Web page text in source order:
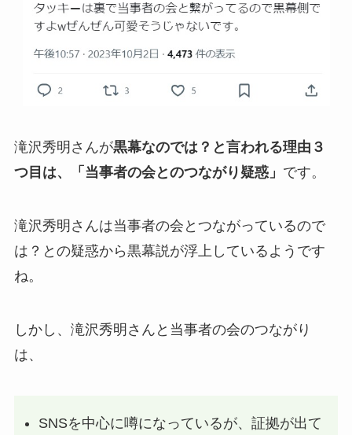
滝沢秀明さんが黒幕なのでは？と言われる理由３
つ目は、「当事者の会とのつながり疑惑」 です。
滝沢秀明さんは当事者の会とつながっているので
は？との疑惑から黒幕説が浮上しているようです
ね。
しかし、滝沢秀明さんと当事者の会のつながり
は、
SNSを中心に噂になっているが、証拠が出て